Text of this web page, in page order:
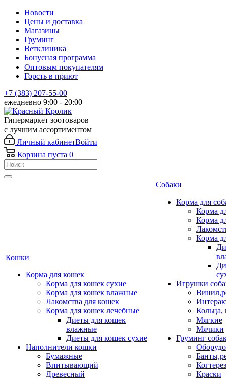
Новости
Цены и доставка
Магазины
Груминг
Ветклиника
Бонусная программа
Оптовым покупателям
Горсть в приют
+7 (383) 207-55-00
ежедневно 9:00 - 20:00
Гипермаркет зоотоваров
с лучшим ассортиментом
Личный кабинетВойти
Корзина пуста 0
Кошки
Корма для кошек
Корма для кошек сухие
Корма для кошек влажные
Лакомства для кошек
Корма для кошек лечебные
Диеты для кошек
влажные
Диеты для кошек сухие
Наполнители кошки
Бумажные
Впитывающий
Древесный
Собаки
Корма для
Корма
Корма
Корма
Игрушки
Кольца,
Мягкие
Мячики
Груминг
Краски